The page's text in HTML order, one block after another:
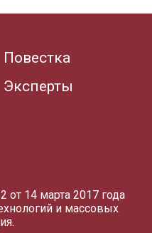
Повестка
Эксперты
14 марта 2017 года
и массовых
.